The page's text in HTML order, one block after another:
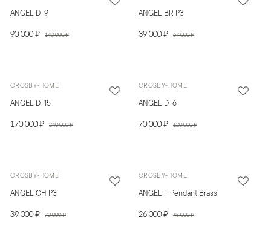
ANGEL D-9
90 000 ₽ 140 000 ₽
ANGEL BR P3
39 000 ₽ 67 000 ₽
CROSBY-HOME
ANGEL D-15
170 000 ₽ 240 000 ₽
CROSBY-HOME
ANGEL D-6
70 000 ₽ 120 000 ₽
CROSBY-HOME
ANGEL CH P3
39 000 ₽ 70 000 ₽
CROSBY-HOME
ANGEL T Pendant Brass
26 000 ₽ 45 000 ₽